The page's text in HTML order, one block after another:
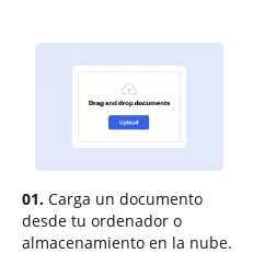
01. Carga un documento
desde tu ordenador o
almacenamiento en la nube.